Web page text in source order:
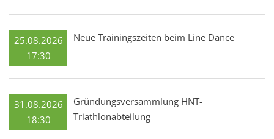
25.08.2026
17:30
Neue Trainingszeiten beim Line Dance
31.08.2026
18:30
Gründungsversammlung HNT-
Triathlonabteilung